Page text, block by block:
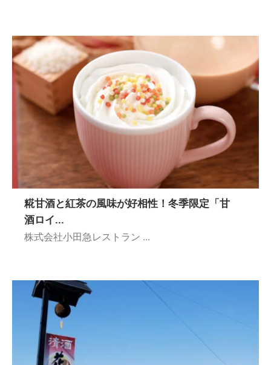
糀甘酒と紅茶の風味が好相性！冬季限定「甘
酒ロイ...
株式会社小田急レストラン ...